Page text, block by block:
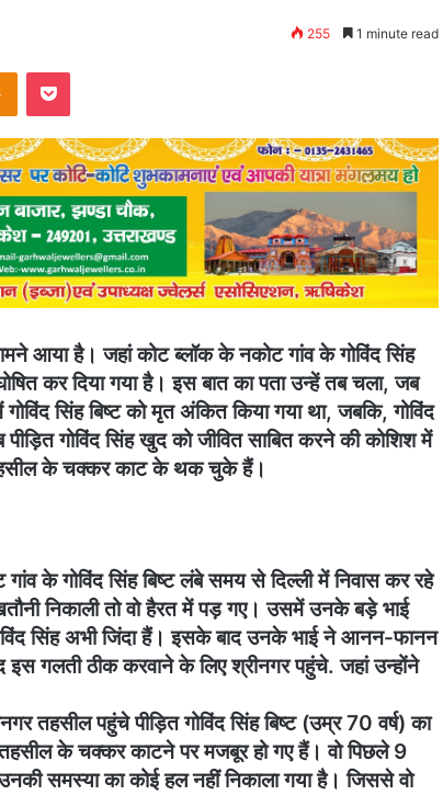
255 1 minute read
Odnoklassniki
Pocket
आया है। जहां कोट ब्लॉक के नकोट गांव के गोविंद सिंह
कर दिया गया है। इस बात का पता उन्हें तब चला, जब
सिंह बिष्ट को मृत अंकित किया गया था, जबकि, गोविंद
गोविंद सिंह खुद को जीवित साबित करने की कोशिश में
तहसील के चक्कर काट के थक चुके हैं।
के गोविंद सिंह बिष्ट लंबे समय से दिल्ली में निवास कर रहे
निकाली तो वो हैरत में पड़ गए। उसमें उनके बड़े भाई
सिंह अभी जिंदा हैं। इसके बाद उनके भाई ने आनन-फानन
इस गलती ठीक करवाने के लिए श्रीनगर पहुंचे. जहां उन्होंने
तहसील पहुंचे पीड़ित गोविंद सिंह बिष्ट (उम्र 70 वर्ष) का
के चक्कर काटने पर मजबूर हो गए हैं। वो पिछले 9
समस्या का कोई हल नहीं निकाला गया है। जिससे वो